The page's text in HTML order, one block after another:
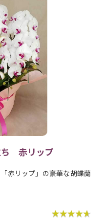
ち 赤リップ
赤リップ」の豪華な胡蝶蘭